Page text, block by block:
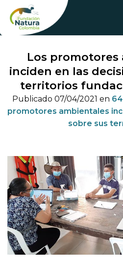
content
Los promotores
inciden en las
territorios
Publicado 07/04/2021 en
promotores ambientales
sobre sus